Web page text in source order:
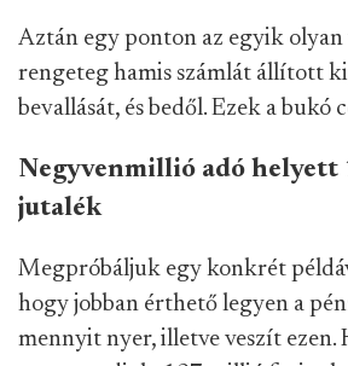
Aztán egy ponton az egyik olyan
rengeteg hamis számlát állított
bevallását, és bedől. Ezek a bukó
Negyvenmillió adó
jutalék
Megpróbáljuk egy konkrét
hogy jobban érthető legyen a
mennyit nyer, illetve veszít ezen.